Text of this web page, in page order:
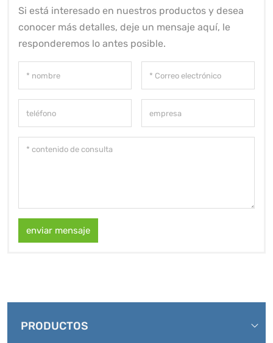
Si está interesado en nuestros productos y desea
conocer más detalles, deje un mensaje aquí, le
responderemos lo antes posible.
enviar mensaje
PRODUCTOS